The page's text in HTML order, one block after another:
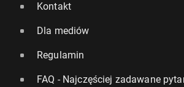
Kontakt
Dla mediów
Regulamin
FAQ - Najczęściej zadawane